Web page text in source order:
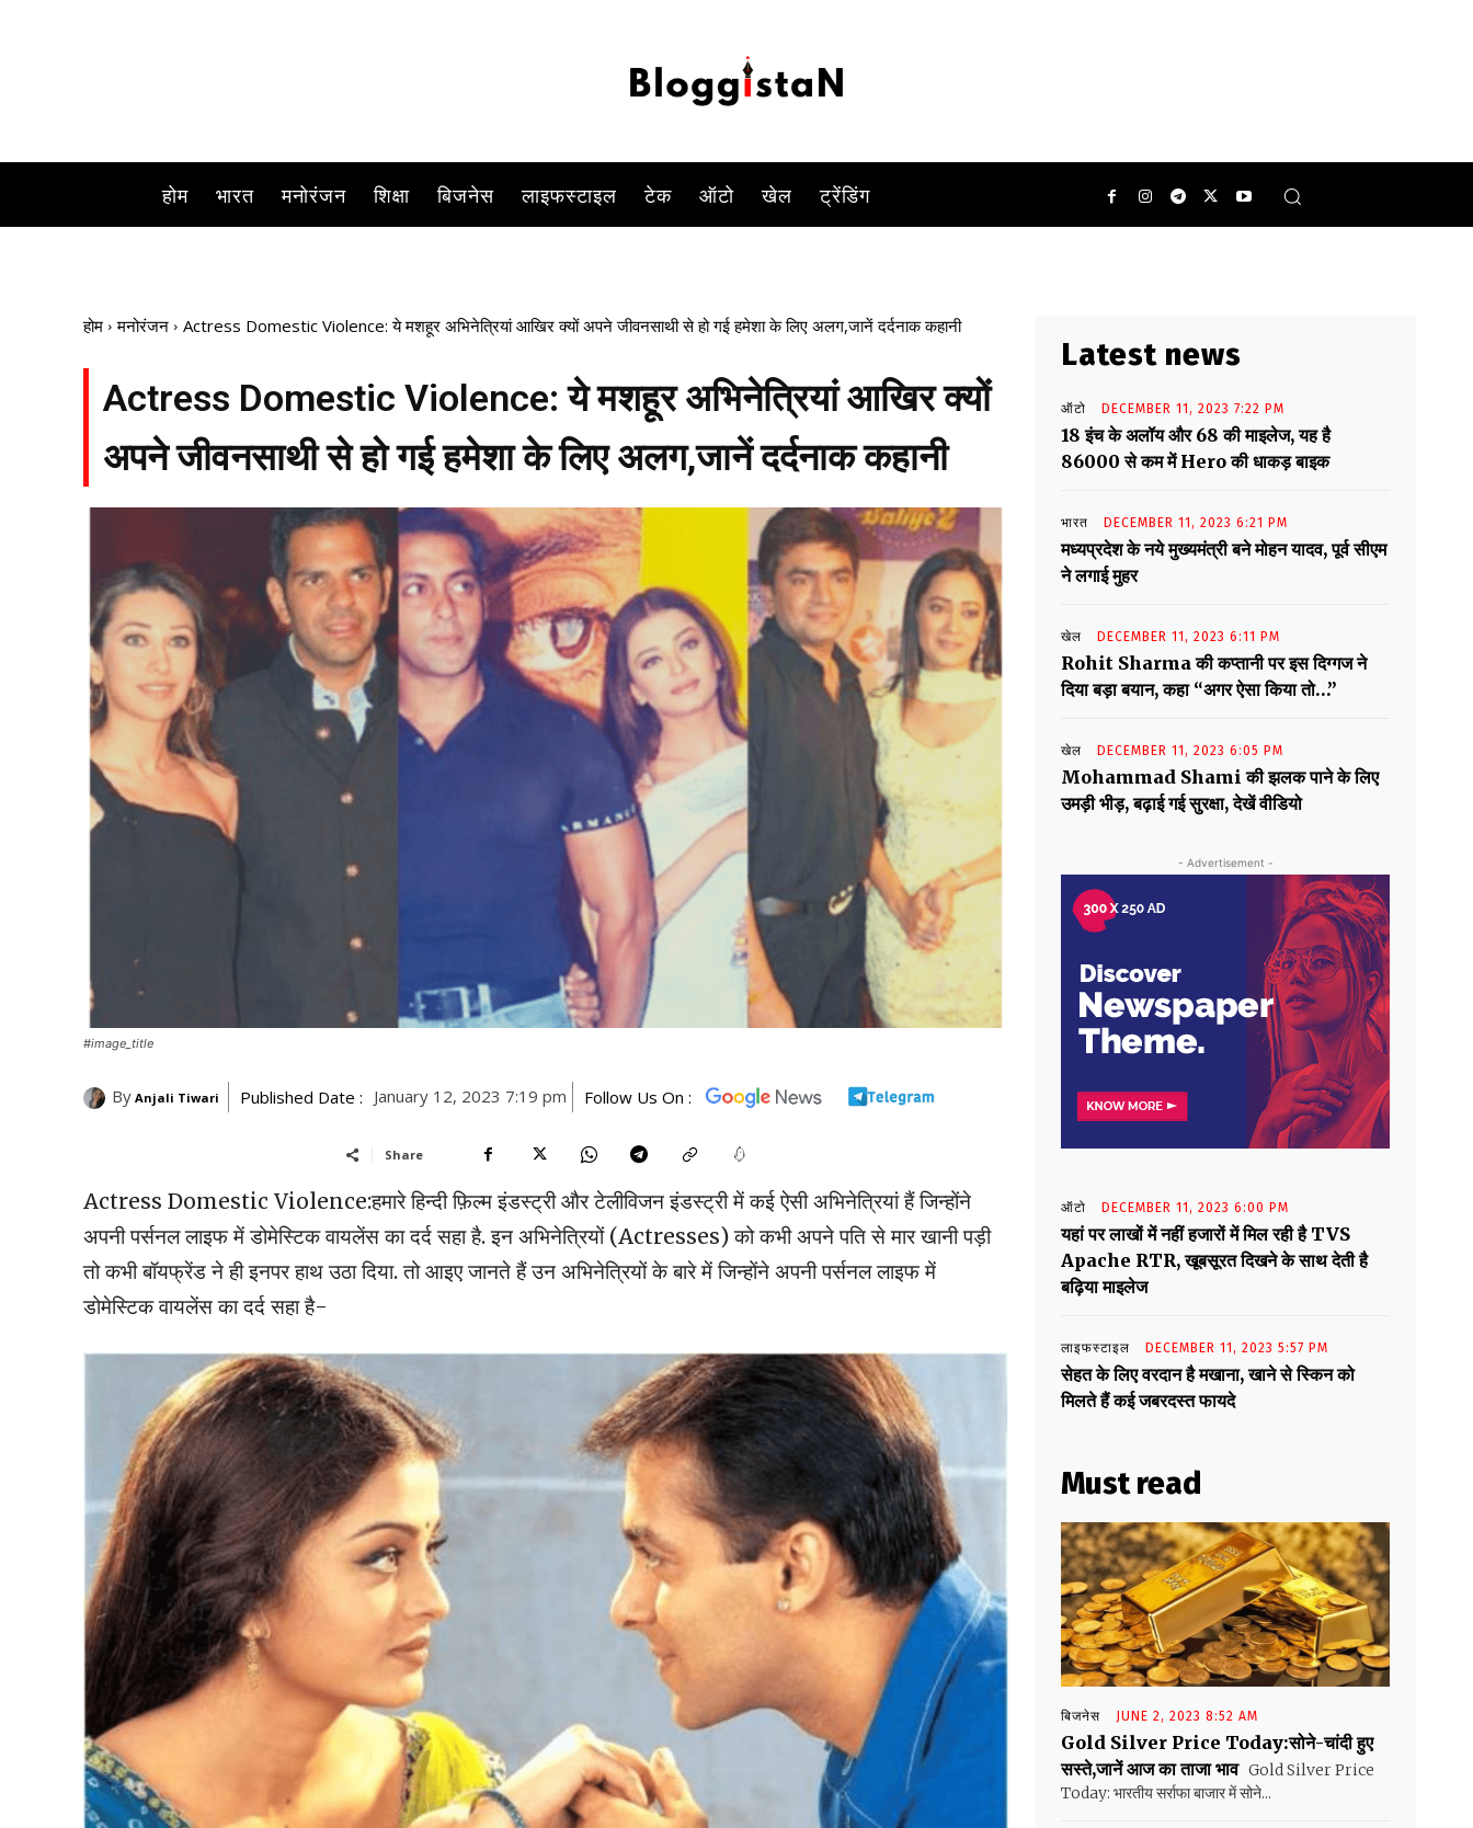
होम भारत मनोरंजन शिक्षा बिजनेस लाइफस्टाइल टेक ऑटो खेल ट्रेंडिंग
होम मनोरंजन Actress Domestic Violence: ये मशहूर अभिनेत्रियां आखिर क्यों अपने जीवनसाथी से हो गई हमेशा के लिए अलग,जानें दर्दनाक कहानी
Actress Domestic Violence: ये मशहूर अभिनेत्रियां आखिर क्यों
अपने जीवनसाथी से हो गई हमेशा के लिए अलग,जानें दर्दनाक कहानी
#image_title
By Anjali Tiwari Published Date : January 12, 2023 7:19 pm Follow Us On :
Share
Actress Domestic Violence:हमारे हिन्दी फ़िल्म इंडस्ट्री और टेलीविजन इंडस्ट्री में कई ऐसी अभिनेत्रियां हैं जिन्होंने
अपनी पर्सनल लाइफ में डोमेस्टिक वायलेंस का दर्द सहा है. इन अभिनेत्रियों (Actresses) को कभी अपने पति से मार खानी पड़ी
तो कभी बॉयफ्रेंड ने ही इनपर हाथ उठा दिया. तो आइए जानते हैं उन अभिनेत्रियों के बारे में जिन्होंने अपनी पर्सनल लाइफ में
डोमेस्टिक वायलेंस का दर्द सहा है-
Latest news
ऑटो DECEMBER 11, 2023 7:22 PM
18 इंच के अलॉय और 68 की माइलेज, यह है
86000 से कम में Hero की धाकड़ बाइक
भारत DECEMBER 11, 2023 6:21 PM
मध्यप्रदेश के नये मुख्यमंत्री बने मोहन यादव, पूर्व सीएम
ने लगाई मुहर
खेल DECEMBER 11, 2023 6:11 PM
Rohit Sharma की कप्तानी पर इस दिग्गज ने
दिया बड़ा बयान, कहा “अगर ऐसा किया तो…”
खेल DECEMBER 11, 2023 6:05 PM
Mohammad Shami की झलक पाने के लिए
उमड़ी भीड़, बढ़ाई गई सुरक्षा, देखें वीडियो
- Advertisement -
ऑटो DECEMBER 11, 2023 6:00 PM
यहां पर लाखों में नहीं हजारों में मिल रही है TVS
Apache RTR, खूबसूरत दिखने के साथ देती है
बढ़िया माइलेज
लाइफस्टाइल DECEMBER 11, 2023 5:57 PM
सेहत के लिए वरदान है मखाना, खाने से स्किन को
मिलते हैं कई जबरदस्त फायदे
Must read
बिजनेस JUNE 2, 2023 8:52 AM
Gold Silver Price Today:सोने-चांदी हुए
सस्ते,जानें आज का ताजा भाव Gold Silver Price
Today: भारतीय सर्राफा बाजार में सोने...